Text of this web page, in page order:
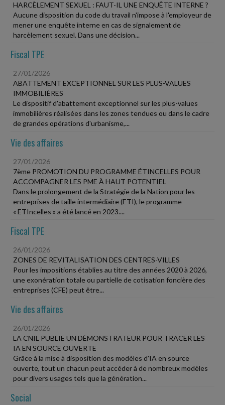
HARCÈLEMENT SEXUEL : FAUT-IL UNE ENQUÊTE INTERNE ?
Aucune disposition du code du travail n'impose à l'employeur de
mener une enquête interne en cas de signalement de
harcèlement sexuel. Dans une décision...
Fiscal TPE
27/01/2026
ABATTEMENT EXCEPTIONNEL SUR LES PLUS-VALUES
IMMOBILIÈRES
Le dispositif d'abattement exceptionnel sur les plus-values
immobilières réalisées dans les zones tendues ou dans le cadre
de grandes opérations d'urbanisme,...
Vie des affaires
27/01/2026
7ème PROMOTION DU PROGRAMME ÉTINCELLES POUR
ACCOMPAGNER LES PME À HAUT POTENTIEL
Dans le prolongement de la Stratégie de la Nation pour les
entreprises de taille intermédiaire (ETI), le programme
« ETIncelles » a été lancé en 2023....
Fiscal TPE
26/01/2026
ZONES DE REVITALISATION DES CENTRES-VILLES
Pour les impositions établies au titre des années 2020 à 2026,
une exonération totale ou partielle de cotisation foncière des
entreprises (CFE) peut être...
Vie des affaires
26/01/2026
LA CNIL PUBLIE UN DÉMONSTRATEUR POUR TRACER LES
IA EN SOURCE OUVERTE
Grâce à la mise à disposition des modèles d'IA en source
ouverte, tout un chacun peut accéder à de nombreux modèles
pour divers usages tels que la génération...
Social